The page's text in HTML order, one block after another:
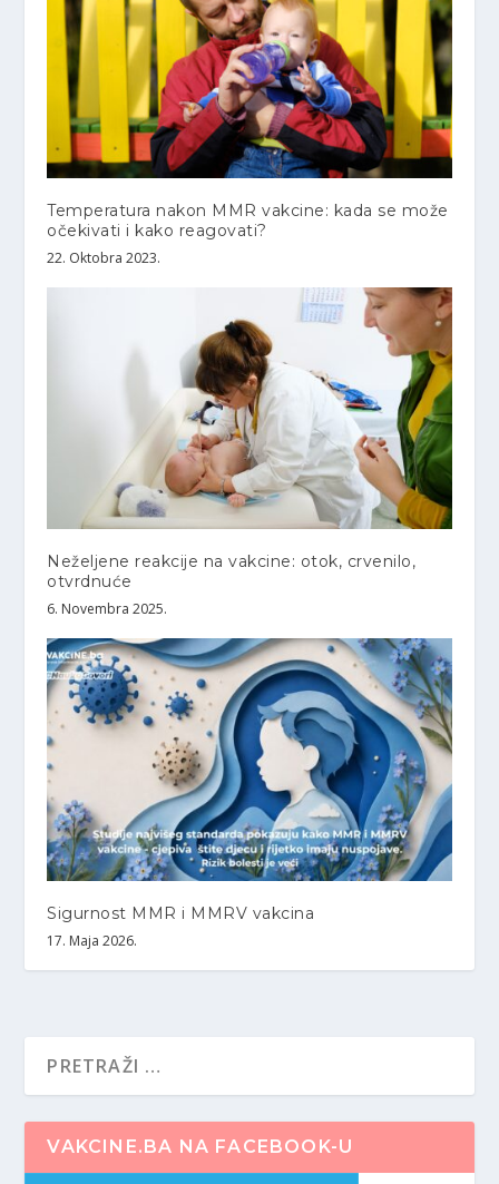
Temperatura nakon MMR vakcine: kada se može
očekivati i kako reagovati?
22. Oktobra 2023.
Neželjene reakcije na vakcine: otok, crvenilo,
otvrdnuće
6. Novembra 2025.
Sigurnost MMR i MMRV vakcina
17. Maja 2026.
VAKCINE.BA NA FACEBOOK-U